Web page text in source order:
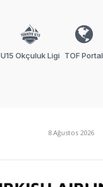
U15 Okçuluk Ligi TOF Portal
8 Ağustos 2026